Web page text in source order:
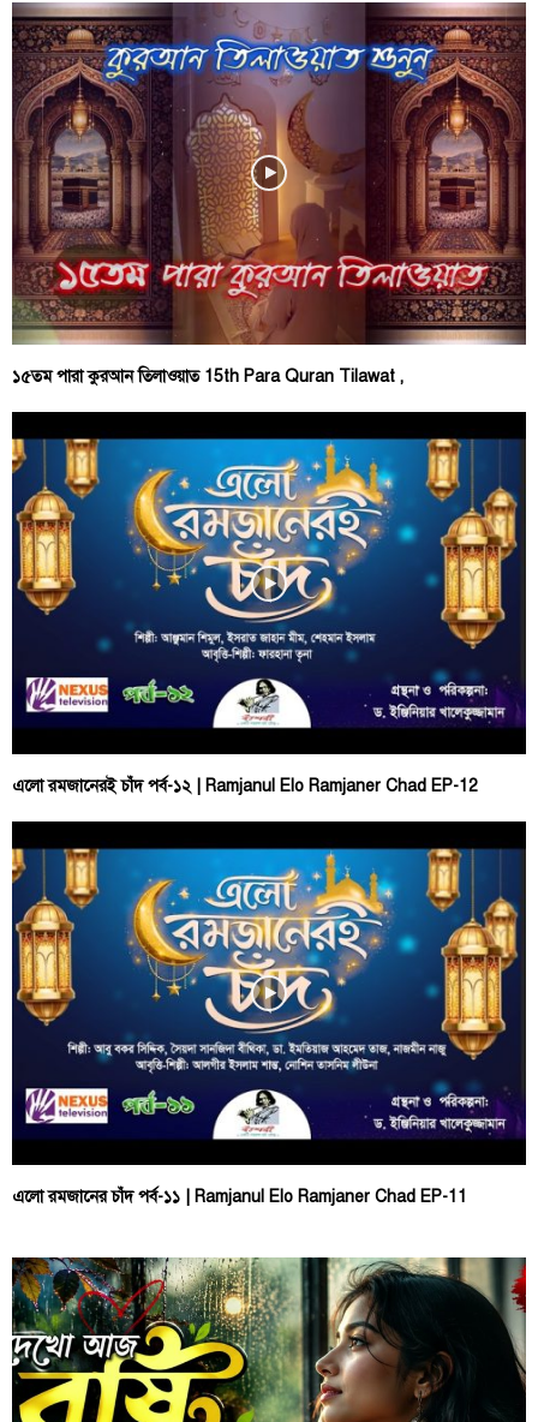
১৫তম পারা কুরআন তিলাওয়াত 15th Para Quran Tilawat ,
এলো রমজানেরই চাঁদ পর্ব-১২ | Ramjanul Elo Ramjaner Chad EP-12
এলো রমজানের চাঁদ পর্ব-১১ | Ramjanul Elo Ramjaner Chad EP-11